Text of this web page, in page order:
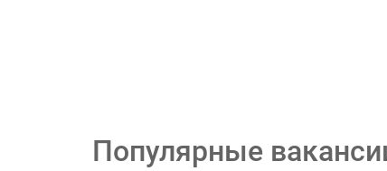
Популярные